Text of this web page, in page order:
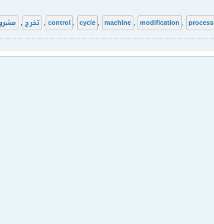
control , cycle , machine , modification , process
, تخرج ,